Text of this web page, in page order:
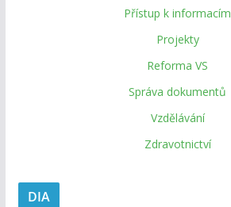
Přístup k informacím
Projekty
Reforma VS
Správa dokumentů
Vzdělávání
Zdravotnictví
DIA